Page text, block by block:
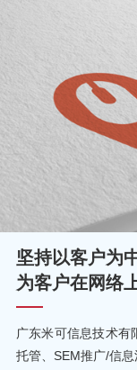
坚持以客户为
为客户在网络
广东米可信息技术有
托管、SEM推广/信